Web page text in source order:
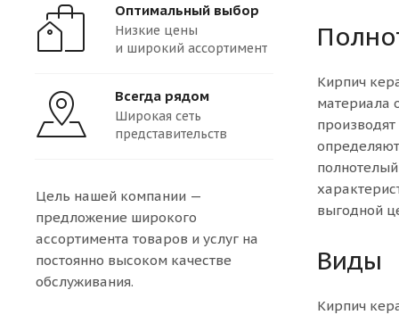
Кирпич
материала
выгодной
Виды
Кирпич
Оптимальный выбор
Низкие цены
и широкий ассортимент
Всегда рядом
Широкая сеть
представительств
Цель нашей компании —
предложение широкого
ассортимента товаров и услуг на
постоянно высоком качестве
обслуживания.